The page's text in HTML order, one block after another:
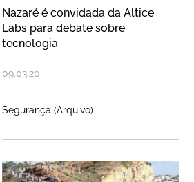
Nazaré é convidada da Altice
Labs para debate sobre
tecnologia
09.03.20
Segurança (Arquivo)
marca do mês de
Nazaré Tow Surfing